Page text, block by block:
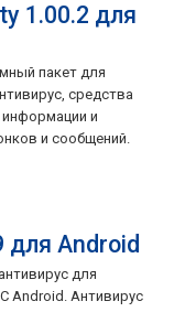
1.00.2 для
пакет для
средства
и
и сообщений.
для Android
для
Android. Антивирус